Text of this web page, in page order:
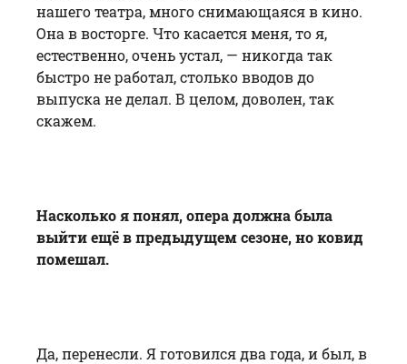
нашего театра, много снимающаяся в кино.
Она в восторге. Что касается меня, то я,
естественно, очень устал, — никогда так
быстро не работал, столько вводов до
выпуска не делал. В целом, доволен, так
скажем.
Насколько я понял, опера должна была
выйти ещё в предыдущем сезоне, но ковид
помешал.
Да, перенесли. Я готовился два года, и был, в